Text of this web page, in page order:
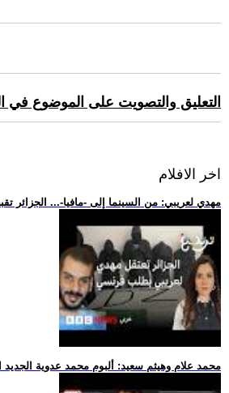
التعليق والتصويت على الموضوع في
اخر الافلام
.. مهدي لعريبي: من السينما إلى -مافيا-... الجزائر
.. محمد علام وهيثم سعيد: ألبوم محمد عدوية الجديد